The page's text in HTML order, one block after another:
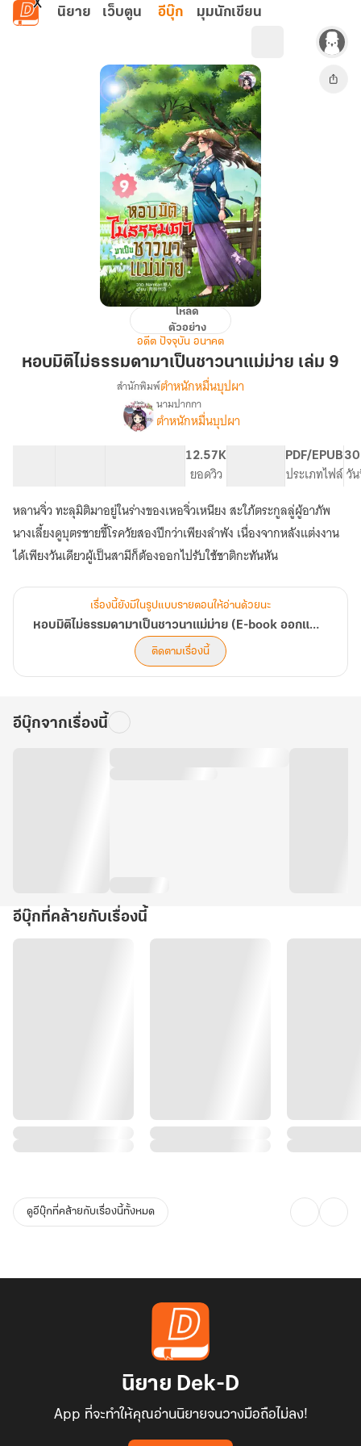
ข้ามไปยังเนื้อหาหลัก
นิยาย เว็บตูน อีบุ๊ก มุมนักเขียน
ไม่
ชาวนา
เล่ม
9
โหลด
ตัวอย่าง
อดีต ปัจจุบัน อนาคต
หอบมิติไม่ธรรมดามาเป็นชาวนาแม่ม่าย เล่ม 9
เรื่อง
หอบ
มิติ
ไม่
ธรรมดา
มา
เป็น
ชาวนา
แม่
ม่าย
book
ออก
แล้ว)
สำนักพิมพ์ตำหนักหมื่นบุปผา
นามปากกา
ตำหนักหมื่นบุปผา
12.57K
ยอดวิว
PDF/EPUB
ประเภทไฟล์วั
หลานจิ่ว ทะลุมิติมาอยู่ในร่างของเหอจิ่วเหนียง สะใภ้ตระกูลลู่ผู้อาภัพ
นางเลี้ยงดูบุตรชายขี้โรควัยสองปีกว่าเพียงลำพัง เนื่องจากหลังแต่งงาน
ได้เพียงวันเดียวผู้เป็นสามีก็ต้องออกไปรับใช้ชาติกะทันหัน
เรื่องนี้ยังมีในรูปแบบรายตอนให้อ่านด้วยนะ
หอบมิติไม่ธรรมดามาเป็นชาวนาแม่ม่าย (E-book ออกแล้ว)
ติดตามเรื่องนี้
อีบุ๊กจากเรื่องนี้
อีบุ๊กที่คล้ายกับเรื่องนี้
ดูอีบุ๊กที่คล้ายกับเรื่องนี้ทั้งหมด
นิยาย Dek-D
App ที่จะทำให้คุณอ่านนิยายจนวางมือถือไม่ลง!